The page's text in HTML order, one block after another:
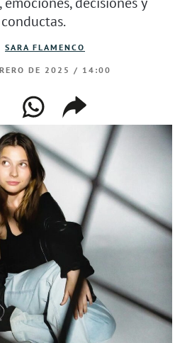
conductas.
SARA FLAMENCO
DE 2025 / 14:00
whatsappcompartir
enlace